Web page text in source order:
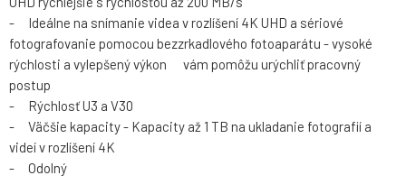
- Ideálne na snímanie videa v rozlíšení 4K UHD a sériové
fotografovanie pomocou bezzrkadlového fotoaparátu - vysoké
rýchlosti a vylepšený výkon vám pomôžu urýchliť pracovný
postup
- Rýchlosť U3 a V30
- Väčšie kapacity - Kapacity až 1 TB na ukladanie fotografií a
videí v rozlíšení 4K
- Odolný